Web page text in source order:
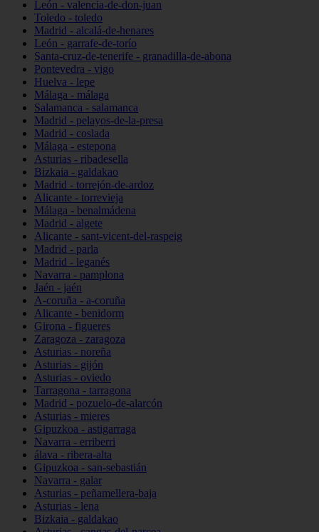
León - valencia-de-don-juan
Toledo - toledo
Madrid - alcalá-de-henares
León - garrafe-de-torío
Santa-cruz-de-tenerife - granadilla-de-abona
Pontevedra - vigo
Huelva - lepe
Málaga - málaga
Salamanca - salamanca
Madrid - pelayos-de-la-presa
Madrid - coslada
Málaga - estepona
Asturias - ribadesella
Bizkaia - galdakao
Madrid - torrejón-de-ardoz
Alicante - torrevieja
Málaga - benalmádena
Madrid - algete
Alicante - sant-vicent-del-raspeig
Madrid - parla
Madrid - leganés
Navarra - pamplona
Jaén - jaén
A-coruña - a-coruña
Alicante - benidorm
Girona - figueres
Zaragoza - zaragoza
Asturias - noreña
Asturias - gijón
Asturias - oviedo
Tarragona - tarragona
Madrid - pozuelo-de-alarcón
Asturias - mieres
Gipuzkoa - astigarraga
Navarra - erriberri
álava - ribera-alta
Gipuzkoa - san-sebastián
Navarra - galar
Asturias - peñamellera-baja
Asturias - lena
Bizkaia - galdakao